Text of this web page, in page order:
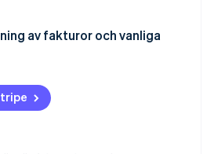
av fakturor och vanliga